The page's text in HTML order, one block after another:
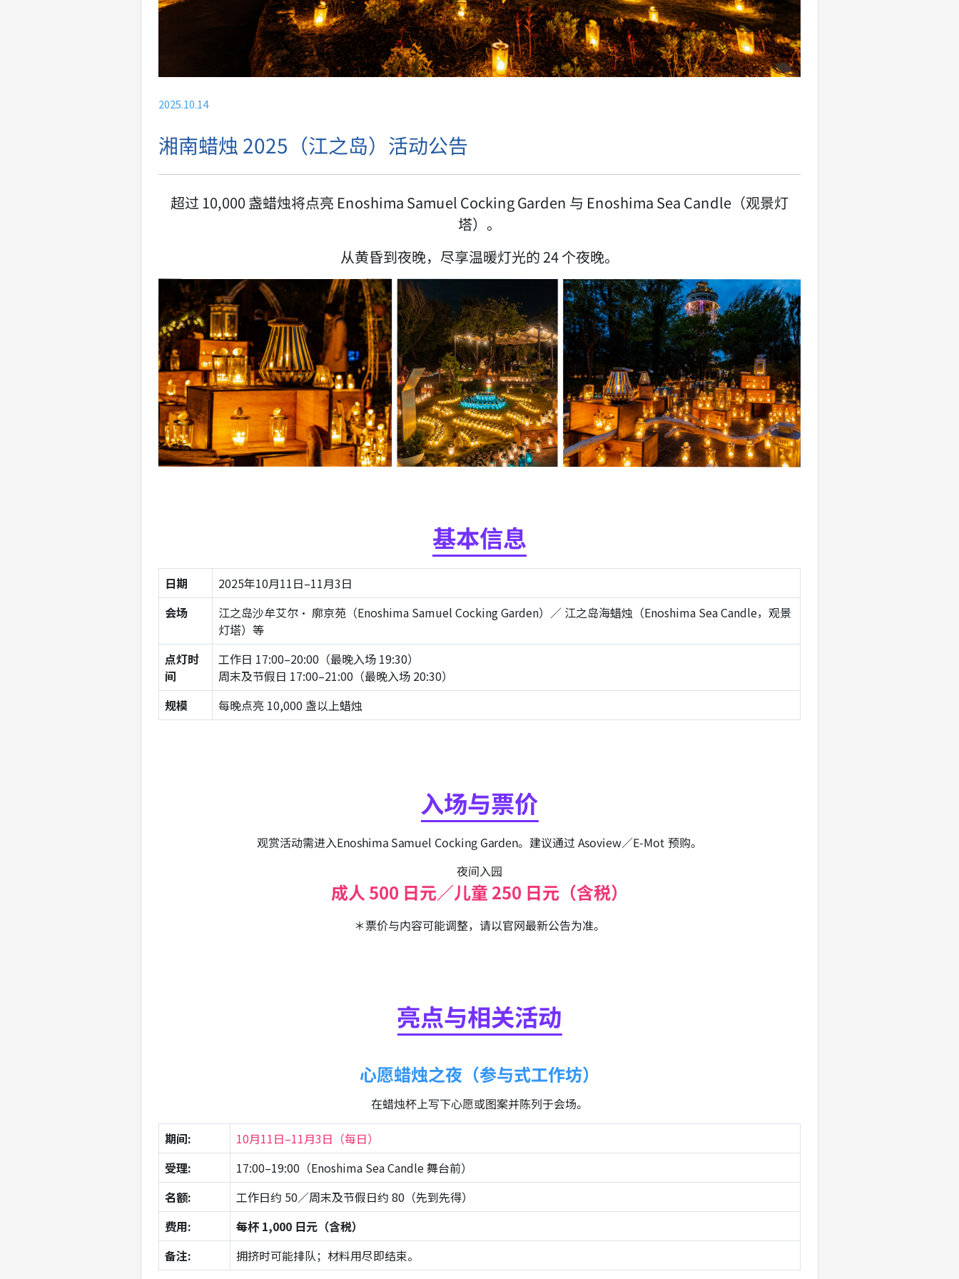
2025.10.14
湘南蜡烛 2025（江之岛）活动公告
超过 10,000 盏蜡烛将点亮 Enoshima Samuel Cocking Garden 与 Enoshima Sea Candle（观景灯
塔）。
从黄昏到夜晚，尽享温暖灯光的 24 个夜晚。
基本信息
日期
2025年10月11日–11月3日
会场
江之岛沙牟艾尔· 廓京苑（Enoshima Samuel Cocking Garden）／ 江之岛海蜡烛（Enoshima Sea Candle，观景
灯塔）等
点灯时
间
工作日 17:00–20:00（最晚入场 19:30）
周末及节假日 17:00–21:00（最晚入场 20:30）
规模
每晚点亮 10,000 盏以上蜡烛
入场与票价
观赏活动需进入Enoshima Samuel Cocking Garden。建议通过 Asoview／E‑Mot 预购。
夜间入园
成人 500 日元／儿童 250 日元（含税）
＊票价与内容可能调整，请以官网最新公告为准。
亮点与相关活动
心愿蜡烛之夜（参与式工作坊）
在蜡烛杯上写下心愿或图案并陈列于会场。
期间:
10月11日–11月3日（每日）
受理:
17:00–19:00（Enoshima Sea Candle 舞台前）
名额:
工作日约 50／周末及节假日约 80（先到先得）
费用:
每杯 1,000 日元（含税）
备注:
拥挤时可能排队；材料用尽即结束。